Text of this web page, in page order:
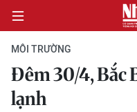
CHÍNH TRỊ
MÔI TRƯỜNG
Đêm 30/4, Bắc
lạnh